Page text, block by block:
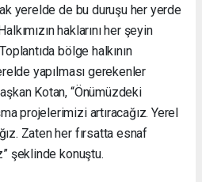
yerelde de bu duruşu her yerde
haklarını her şeyin
bölge halkının
yapılması gerekenler
Kotan, “Önümüzdeki
projelerimizi artıracağız. Yerel
Zaten her fırsatta esnaf
şeklinde konuştu.